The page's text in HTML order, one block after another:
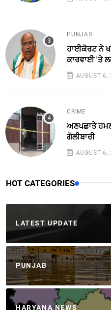
PUNJAB
ਹਾਈਕੋਰਟ ਨੇ
ਕਾਰਵਾਈ 'ਤੇ
AUGUST 6,
CRIME
ਅਣਪਛਾਤੇ
ਗੋਲੀਬਾਰੀ
AUGUST 6,
HOT CATEGORIES
LATEST UPDATE
PUNJAB
HARYANA NEWS